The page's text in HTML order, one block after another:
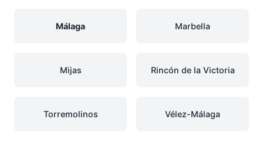
Málaga Marbella
Mijas Rincón de la Victoria
Torremolinos Vélez-Málaga